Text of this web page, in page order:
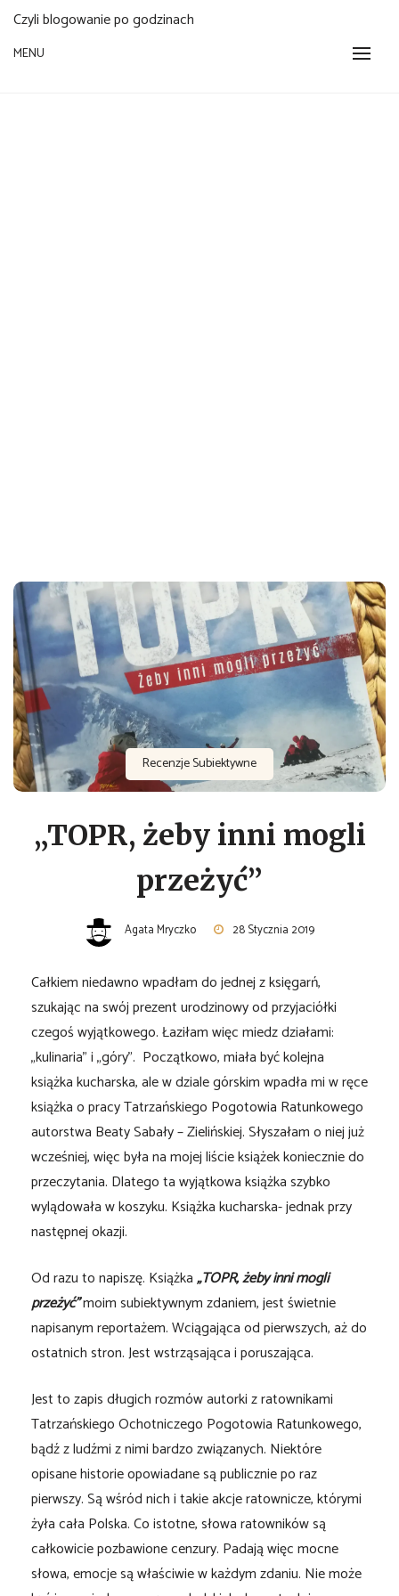
Czyli blogowanie po godzinach
MENU
Recenzje Subiektywne
„TOPR, żeby inni mogli
przeżyć”
Agata Mryczko 28 Stycznia 2019
Całkiem niedawno wpadłam do jednej z księgarń,
szukając na swój prezent urodzinowy od przyjaciółki
czegoś wyjątkowego. Łaziłam więc miedz działami:
„kulinaria” i „góry”. Początkowo, miała być kolejna
książka kucharska, ale w dziale górskim wpadła mi w ręce
książka o pracy Tatrzańskiego Pogotowia Ratunkowego
autorstwa Beaty Sabały – Zielińskiej. Słyszałam o niej już
wcześniej, więc była na mojej liście książek koniecznie do
przeczytania. Dlatego ta wyjątkowa książka szybko
wylądowała w koszyku. Książka kucharska- jednak przy
następnej okazji.
Od razu to napiszę. Książka„TOPR, żeby inni mogli
przeżyć”moim subiektywnym zdaniem, jest świetnie
napisanym reportażem. Wciągająca od pierwszych, aż do
ostatnich stron. Jest wstrząsająca i poruszająca.
Jest to zapis długich rozmów autorki z ratownikami
Tatrzańskiego Ochotniczego Pogotowia Ratunkowego,
bądź z ludźmi z nimi bardzo związanych. Niektóre
opisane historie opowiadane są publicznie po raz
pierwszy. Są wśród nich i takie akcje ratownicze, którymi
żyła cała Polska. Co istotne, słowa ratowników są
całkowicie pozbawione cenzury. Padają więc mocne
słowa, emocje są właściwie w każdym zdaniu. Nie może